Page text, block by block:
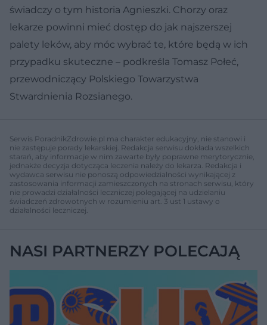
świadczy o tym historia Agnieszki. Chorzy oraz
lekarze powinni mieć dostęp do jak najszerszej
palety leków, aby móc wybrać te, które będą w ich
przypadku skuteczne – podkreśla Tomasz Połeć,
przewodniczący Polskiego Towarzystwa
Stwardnienia Rozsianego.
Serwis PoradnikZdrowie.pl ma charakter edukacyjny, nie stanowi i
nie zastępuje porady lekarskiej. Redakcja serwisu dokłada wszelkich
starań, aby informacje w nim zawarte były poprawne merytorycznie,
jednakże decyzja dotycząca leczenia należy do lekarza. Redakcja i
wydawca serwisu nie ponoszą odpowiedzialności wynikającej z
zastosowania informacji zamieszczonych na stronach serwisu, który
nie prowadzi działalności leczniczej polegającej na udzielaniu
świadczeń zdrowotnych w rozumieniu art. 3 ust 1 ustawy o
działalności leczniczej.
NASI PARTNERZY POLECAJĄ